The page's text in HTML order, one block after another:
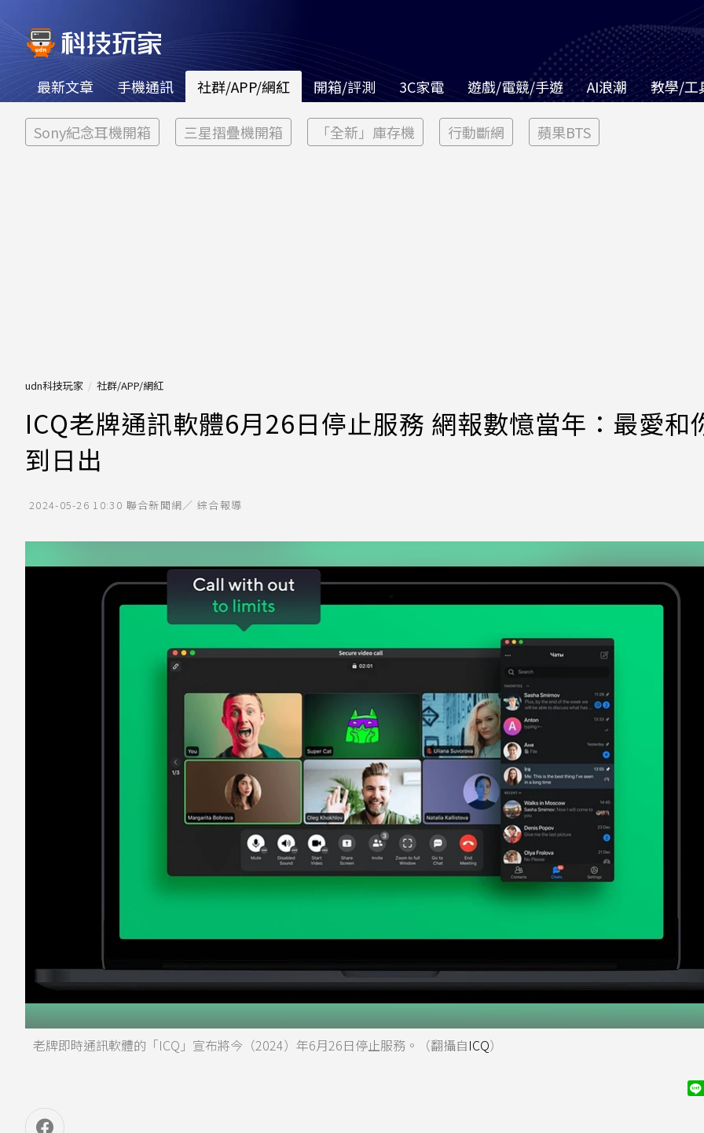
最新文章 手機通訊 社群/APP/網紅 開箱/評測 3C家電 遊戲/電競/手遊 AI浪潮 教學/工
Sony紀念耳機開箱 三星摺疊機開箱 「全新」庫存機 行動斷網 蘋果BTS
udn科技玩家 社群/APP/網紅
ICQ老牌通訊軟體6月26日停止服務 網報數憶當年：最愛和
到日出
2024-05-26 10:30 聯合新聞網／ 綜合報導
老牌即時通訊軟體的「ICQ」宣布將今（2024）年6月26日停止服務。（翻攝自ICQ）